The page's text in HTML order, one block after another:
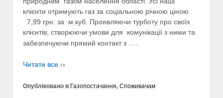
клієнти отримують газ за соціальною річною ціною
7,99 грн. за м.куб. Проявляючи турботу про своїх
клієнтів, створюючи умови для комунікації з ними та
забезпечуючи прямий контакт з …
Читати все ››
Опубліковано в Газопостачання, Споживачам